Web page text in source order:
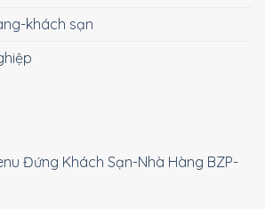
khách sạn
Đứng Khách Sạn-Nhà Hàng BZP-